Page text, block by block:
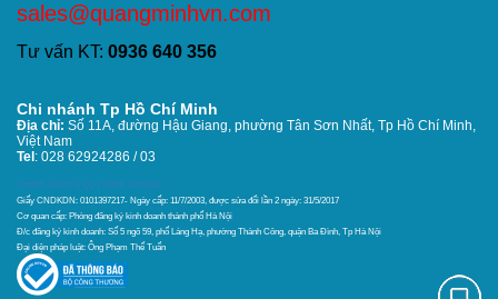
sales@quangminhvn.com
Tư vấn KT: 0936 640 356
Chi nhánh Tp Hồ Chí Minh
Địa chỉ: Số 11A, đường Hậu Giang, phường Tân Sơn Nhất, Tp Hồ Chí Minh,
Việt Nam
Tel : 028 62924286 / 03
CHÍNH SÁCH & QUY ĐỊNH CHUNG
Giấy CNDKDN: 0101397217- Ngày cấp: 11/7/2003, được sửa đổi lần 2 ngày: 31/5/2017
Cơ quan cấp: Phòng đăng ký kinh doanh thánh phố Hà Nội
Đ/c đăng ký kinh doanh: Số 5 ngõ 59, phố Láng Hạ, phường Thành Công, quận Ba Đình, Tp Hà Nội
Đại diện pháp luật: Ông Phạm Thế Tuấn